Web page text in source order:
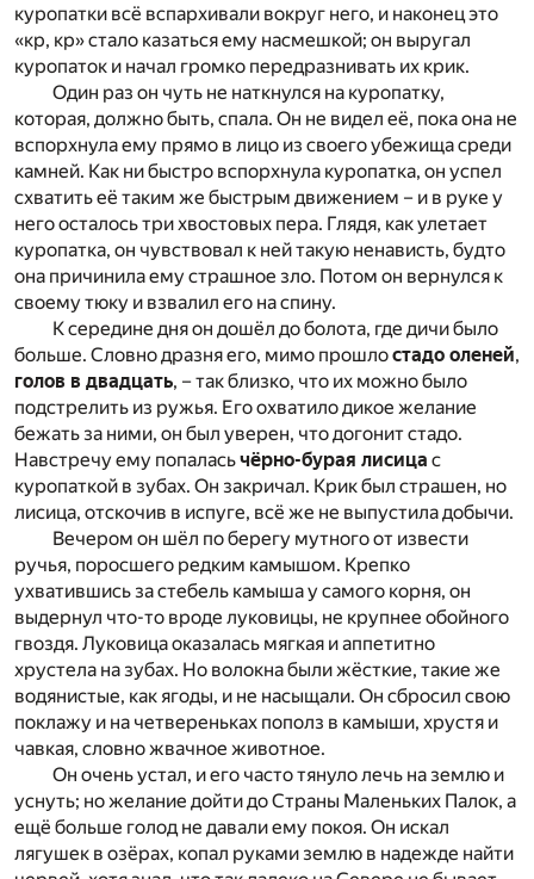
куропатки всё вспархивали вокруг него, и наконец это
«кр, кр» стало казаться ему насмешкой; он выругал
куропаток и начал громко передразнивать их крик.
Один раз он чуть не наткнулся на куропатку,
которая, должно быть, спала. Он не видел её, пока она не
вспорхнула ему прямо в лицо из своего убежища среди
камней. Как ни быстро вспорхнула куропатка, он успел
схватить её таким же быстрым движением – и в руке у
него осталось три хвостовых пера. Глядя, как улетает
куропатка, он чувствовал к ней такую ненависть, будто
она причинила ему страшное зло. Потом он вернулся к
своему тюку и взвалил его на спину.
К середине дня он дошёл до болота, где дичи было
больше. Словно дразня его, мимо прошлостадо оленей,
голов в двадцать, – так близко, что их можно было
подстрелить из ружья. Его охватило дикое желание
бежать за ними, он был уверен, что догонит стадо.
Навстречу ему попаласьчёрно-бурая лисица с
куропаткой в зубах. Он закричал. Крик был страшен, но
лисица, отскочив в испуге, всё же не выпустила добычи.
Вечером он шёл по берегу мутного от извести
ручья, поросшего редким камышом. Крепко
ухватившись за стебель камыша у самого корня, он
выдернул что-то вроде луковицы, не крупнее обойного
гвоздя. Луковица оказалась мягкая и аппетитно
хрустела на зубах. Но волокна были жёсткие, такие же
водянистые, как ягоды, и не насыщали. Он сбросил свою
поклажу и на четвереньках пополз в камыши, хрустя и
чавкая, словно жвачное животное.
Он очень устал, и его часто тянуло лечь на землю и
уснуть; но желание дойти до Страны Маленьких Палок, а
ещё больше голод не давали ему покоя. Он искал
лягушек в озёрах, копал руками землю в надежде найти